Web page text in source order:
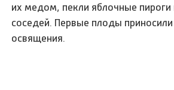
их медом, пекли яблочные пироги
соседей. Первые плоды
освящения.